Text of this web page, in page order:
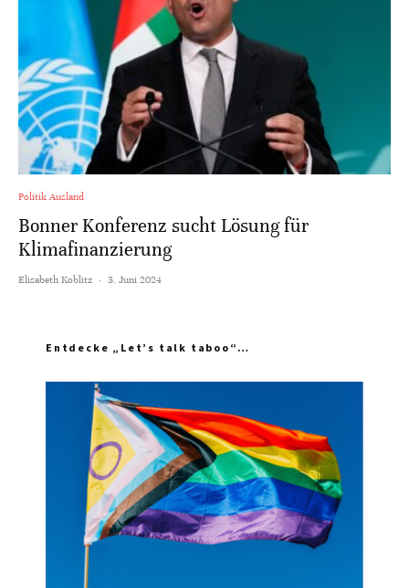
Politik Ausland
Bonner Konferenz sucht Lösung für
Klimafinanzierung
Elisabeth Koblitz · 3. Juni 2024
Entdecke „Let’s talk taboo“…